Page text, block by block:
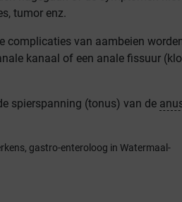
tumor enz.
complicaties van aambeien
kanaal of een anale fissuur
spierspanning (tonus) van de
gastro-enteroloog in Watermaal-